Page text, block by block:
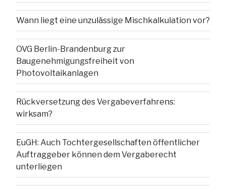
Wann liegt eine unzulässige Mischkalkulation vor?
OVG Berlin-Brandenburg zur
Baugenehmigungsfreiheit von
Photovoltaikanlagen
Rückversetzung des Vergabeverfahrens:
wirksam?
EuGH: Auch Tochtergesellschaften öffentlicher
Auftraggeber können dem Vergaberecht
unterliegen